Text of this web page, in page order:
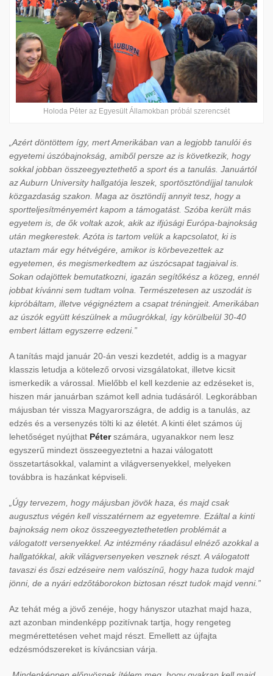
Holoda Péter az Egyesült Államokban próbál szerencsét
„Azért döntöttem így, mert Amerikában van a legjobb tanulói és
egyetemi úszóbajnokság, amiből persze az is következik, hogy
sokkal jobban összeegyeztethető a sport és a tanulás. Januártól
az Auburn University hallgatója leszek, sportösztöndíjjal tanulok
közgazdaság szakon. Maga az ösztöndíj annyit tesz, hogy a
sportteljesítményemért kapom a támogatást. Szóba került más
egyetem is, de ők voltak azok, akik az ifjúsági Európa-bajnokság
után megkerestek. Azóta is tartom velük a kapcsolatot, ki is
utaztam már egy hétvégére, amikor is körbevezettek az
egyetemen, és megismerkedtem az úszócsapat tagjaival is.
Sokan odajöttek bemutatkozni, igazán segítőkész a közeg, ennél
jobbat kívánni sem tudtam volna. Természetesen az uszodát is
kipróbáltam, illetve végignéztem a csapat tréningjeit. Amerikában
az úszók együtt készülnek a műugrókkal, így körülbelül 30-40
embert láttam egyszerre edzeni.”
A tanítás majd január 20-án veszi kezdetét, addig is a magyar
klasszis letudja a kötelező orvosi vizsgálatokat, illetve kicsit
ismerkedik a várossal. Mielőbb el kell kezdenie az edzéseket is,
hiszen már januárban számot kell adnia tudásáról. Legkorábban
májusban tér vissza Magyarországra, de addig is a tanulás, az
edzés és a versenyzés tölti ki az életét. A kinti élet számos új
lehetőséget nyújthat Péterszámára, ugyanakkor nem lesz
egyszerű mindezt összeegyeztetni a hazai válogatott
összetartásokkal, valamint a világversenyekkel, melyeken
továbbra is hazánkat képviseli.
„Úgy tervezem, hogy májusban jövök haza, és majd csak
augusztus végén kell visszatérnem az egyetemre. Ezáltal a kinti
bajnokság nem okoz összeegyeztethetetlen problémát a
válogatott versenyekkel. Az intézmény ráadásul elnéző azokkal a
hallgatókkal, akik világversenyeken vesznek részt. A válogatott
tavaszi és őszi edzéseire nem valószínű, hogy haza tudok majd
jönni, de a nyári edzőtáborokon biztosan részt tudok majd venni.”
Az tehát még a jövő zenéje, hogy hányszor utazhat majd haza,
azt azonban mindenképp pozitívnak tartja, hogy rengeteg
megmérettetésen vehet majd részt. Emellett az újfajta
edzésmódszereket is kíváncsian várja.